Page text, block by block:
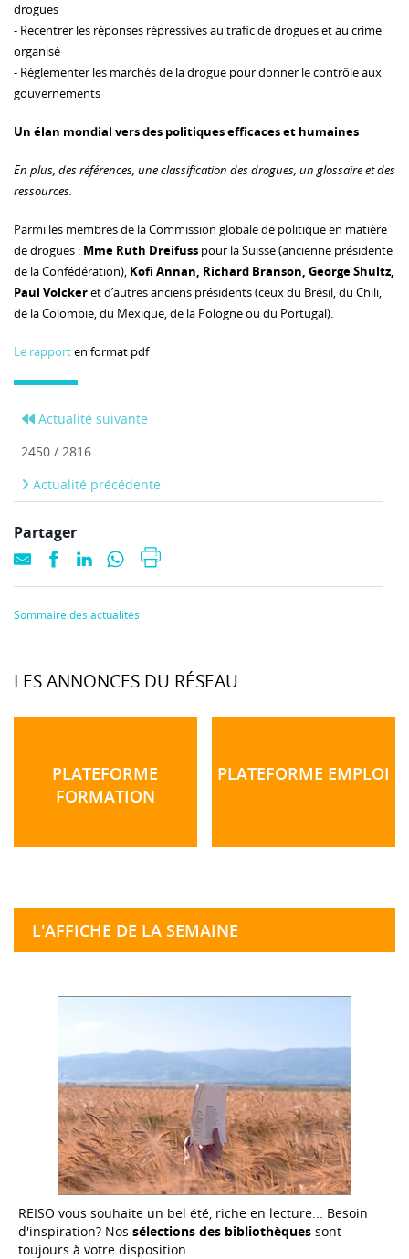
drogues
- Recentrer les réponses répressives au trafic de drogues et au crime
organisé
- Réglementer les marchés de la drogue pour donner le contrôle aux
gouvernements
Un élan mondial vers des politiques efficaces et humaines
En plus, des références, une classification des drogues, un glossaire et des
ressources.
Parmi les membres de la Commission globale de politique en matière
de drogues : Mme Ruth Dreifuss pour la Suisse (ancienne présidente
de la Confédération), Kofi Annan, Richard Branson, George Shultz,
Paul Volckeret d’autres anciens présidents (ceux du Brésil, du Chili,
de la Colombie, du Mexique, de la Pologne ou du Portugal).
Le rapporten format pdf
Actualité suivante
2450 / 2816
Actualité précédente
Partager
Sommaire des actualités
LES ANNONCES DU RÉSEAU
PLATEFORME
FORMATION
PLATEFORME EMPLOI
L'AFFICHE DE LA SEMAINE
REISO vous souhaite un bel été, riche en lecture... Besoin
d'inspiration? Nos sélections des bibliothèques sont
toujours à votre disposition.